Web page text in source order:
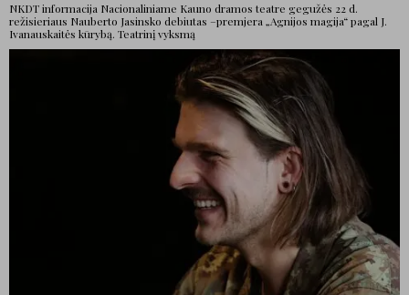
NKDT informacija Nacionaliniame Kauno dramos teatre gegužės 22 d.
režisieriaus Nauberto Jasinsko debiutas –premjera „Agnijos magija“ pagal J.
Ivanauskaitės kūrybą. Teatrinį vyksmą